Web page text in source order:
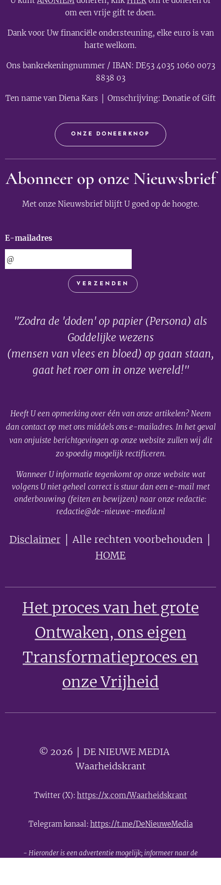
om een vrije gift te doen.
Dank voor Uw financiële ondersteuning, elke euro is van
harte welkom.
Ons bankrekeningnummer / IBAN: DE53 4035 1060 0073
8838 03
Ten name van Diena Kars │ Omschrijving: Donatie of Gift
ONZE DONEERKNOP
Abonneer op onze Nieuwsbrief
Met onze Nieuwsbrief blijft U goed op de hoogte.
E-mailadres
VERZENDEN
"Zodra de 'doden' op papier (Persona) als
Goddelijke wezens
(mensen van vlees en bloed) op gaan staan,
gaat het roer om in onze wereld!"
Heeft U een opmerking over één van onze artikelen? Neem
dan contact op met ons middels ons e-mailadres. In het geval
van onjuiste berichtgevingen op onze website zullen wij dit
zo spoedig mogelijk rectificeren.
Wanneer U informatie tegenkomt op onze website wat
volgens U niet geheel correct is stuur dan een e-mail met
onderbouwing (feiten en bewijzen) naar onze redactie:
redactie@de-nieuwe-media.nl
Disclaimer│ Alle rechten voorbehouden │
HOME
Het proces van het grote
Ontwaken, ons eigen
Transformatieproces en
onze Vrijheid
© 2026 │ DE NIEUWE MEDIA 🟣
Waarheidskrant
Twitter (X): https://x.com/Waarheidskrant
Telegram kanaal: https://t.me/DeNieuweMedia
- Hieronder is een advertentie mogelijk; informeer naar de